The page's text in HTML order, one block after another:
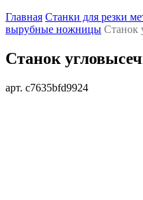
Главная Станки для резки
вырубные ножницы Станок
Станок
арт. c7635bfd9924